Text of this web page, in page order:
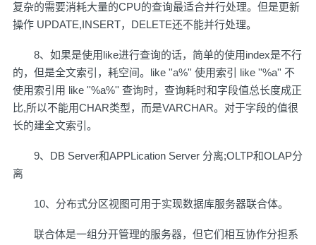
复杂的需要消耗大量的CPU的查询最适合并行处理。但是更新
操作 UPDATE,INSERT，DELETE还不能并行处理。
8、如果是使用like进行查询的话，简单的使用index是不行
的，但是全文索引，耗空间。like ''a%'' 使用索引 like ''%a'' 不
使用索引用 like ''%a%'' 查询时，查询耗时和字段值总长度成正
比,所以不能用CHAR类型，而是VARCHAR。对于字段的值很
长的建全文索引。
9、DB Server和APPLication Server 分离;OLTP和OLAP分
离
10、分布式分区视图可用于实现数据库服务器联合体。
联合体是一组分开管理的服务器，但它们相互协作分担系